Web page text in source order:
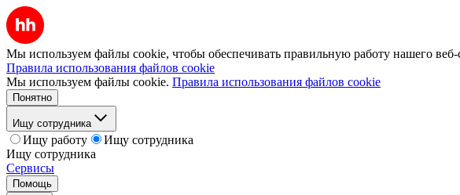
Мы используем файлы cookie, чтобы обеспечивать правильную работу нашего веб-
Правила использования файлов cookie
Мы используем файлы cookie. Правила использования файлов cookie
Понятно
Ищу сотрудника
Ищу работу
Ищу сотрудника
Ищу сотрудника
Сервисы
Помощь